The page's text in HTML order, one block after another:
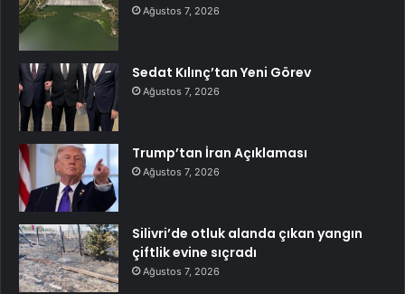
Ağustos 7, 2026
Sedat Kılınç’tan Yeni Görev
Ağustos 7, 2026
Trump’tan İran Açıklaması
Ağustos 7, 2026
Silivri’de otluk alanda çıkan yangın
çiftlik evine sıçradı
Ağustos 7, 2026